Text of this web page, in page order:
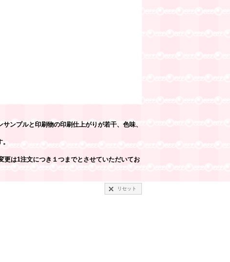
ンプルと印刷物の印刷仕上がりが若干、色味、
は1注文につき１つまでとさせていただいてお
リセット